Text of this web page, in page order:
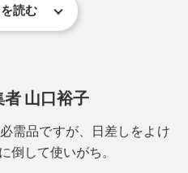
ちゃんと収まる構造も秀
読む
者 山口裕子
需品ですが、日差しをよけ
倒して使いがち。